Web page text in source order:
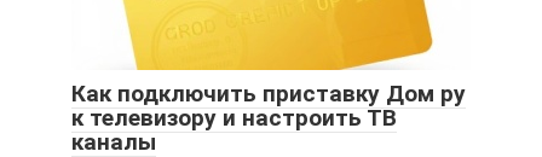
Как подключить приставку Дом ру
к телевизору и настроить ТВ
каналы